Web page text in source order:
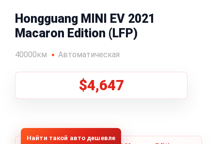
Hongguang MINI EV 2021
Macaron Edition (LFP)
40000км Автоматическая
$4,647
Найти такой авто дешевле